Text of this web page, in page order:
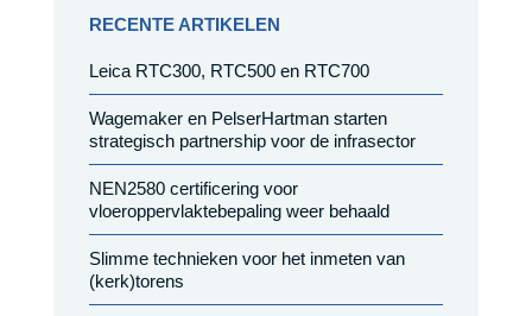
RECENTE ARTIKELEN
Leica RTC300, RTC500 en RTC700
Wagemaker en PelserHartman starten
strategisch partnership voor de infrasector
NEN2580 certificering voor
vloeroppervlaktebepaling weer behaald
Slimme technieken voor het inmeten van
(kerk)torens